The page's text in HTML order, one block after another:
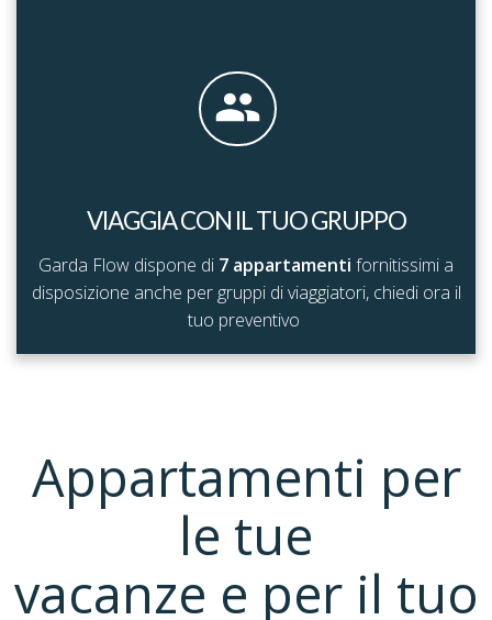
VIAGGIA CON IL TUO GRUPPO
Garda Flow dispone di 7 appartamenti fornitissimi a
disposizione anche per gruppi di viaggiatori, chiedi ora il
tuo preventivo
Appartamenti per
le tue
vacanze e per il tuo